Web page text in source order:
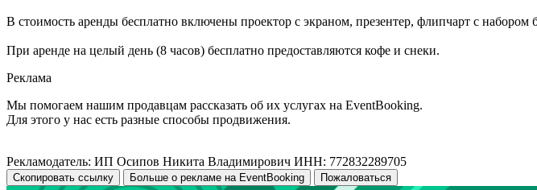
В стоимость аренды бесплатно включены проектор с экраном, презентер, флипчарт с набором
При аренде на целый день (8 часов) бесплатно предоставляются кофе и снеки.
Реклама
Мы помогаем нашим продавцам рассказать об их услугах на EventBooking.
Для этого у нас есть разные способы продвижения.
Рекламодатель: ИП Осипов Никита Владимирович ИНН: 772832289705
Скопировать ссылку Больше о рекламе на EventBooking Пожаловаться